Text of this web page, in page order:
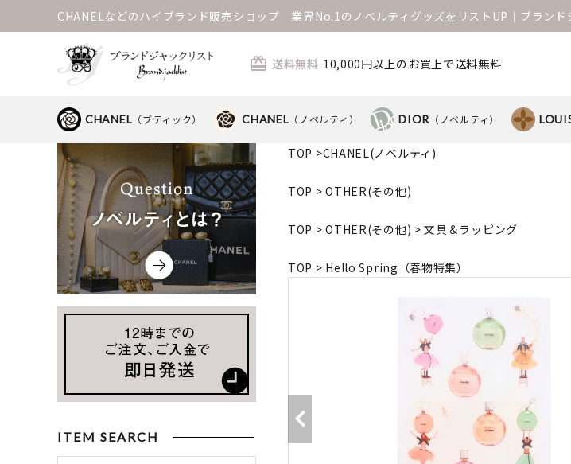
CHANELなどのハイブランド販売ショップ 業界No.1のノベルティグッズをリストUP│ブランド
card_giftcard 送料無料 10,000円以上のお買上で送料無料
CHANEL （ブティック） CHANEL （ノベルティ） DIOR （ノベルティ）
TOP >CHANEL(ノベルティ)
TOP > OTHER(その他)
TOP > OTHER(その他) > 文具＆ラッピング
TOP > Hello Spring（春物特集）
ITEM SEARCH